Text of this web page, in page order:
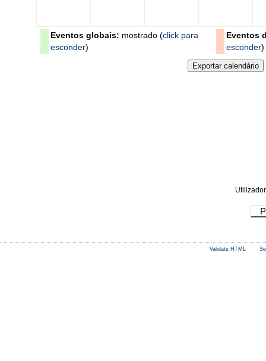
Eventos globais: mostrado (click para
esconder)
Eventos
esconder)
Validate HTML